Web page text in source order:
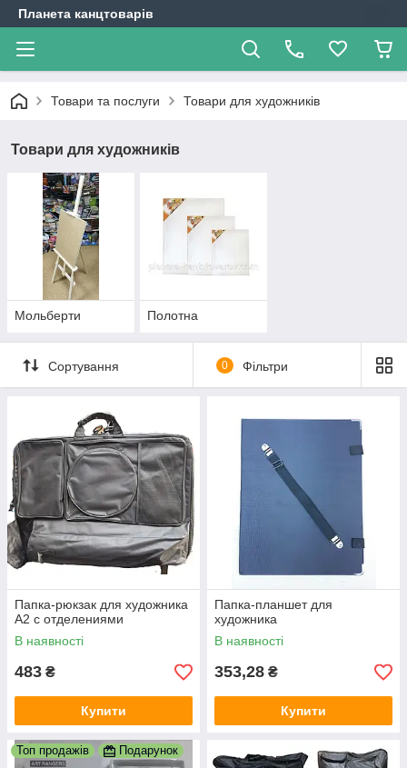
Планета канцтоварів
Товари та послуги Товари для художників
Товари для художників
Мольберти Полотна
Сортування 0 Фільтри
Папка-рюкзак для художника
А2 с отделениями
В наявності
483 ₴
Купити
Папка-планшет для
художника
В наявності
353,28 ₴
Купити
Топ продажів Подарунок